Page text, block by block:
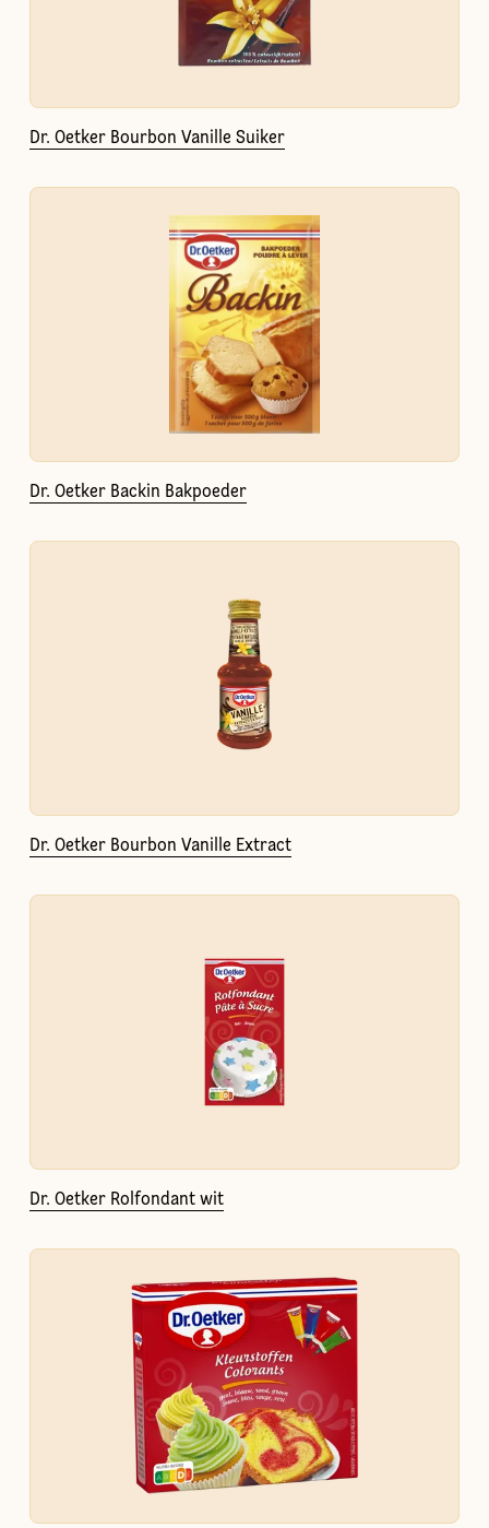
Dr. Oetker Bourbon Vanille Suiker
Dr. Oetker Backin Bakpoeder
Dr. Oetker Bourbon Vanille Extract
Dr. Oetker Rolfondant wit